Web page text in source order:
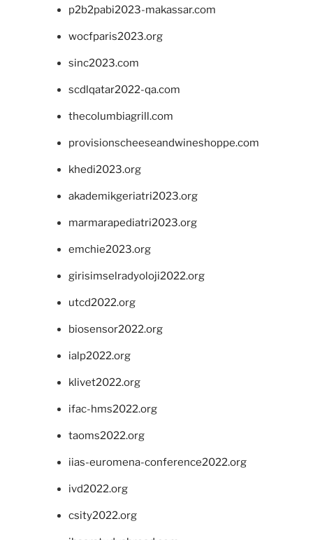
p2b2pabi2023-makassar.com
wocfparis2023.org
sinc2023.com
scdlqatar2022-qa.com
thecolumbiagrill.com
provisionscheeseandwineshoppe.com
khedi2023.org
akademikgeriatri2023.org
marmarapediatri2023.org
emchie2023.org
girisimselradyoloji2022.org
utcd2022.org
biosensor2022.org
ialp2022.org
klivet2022.org
ifac-hms2022.org
taoms2022.org
iias-euromena-conference2022.org
ivd2022.org
csity2022.org